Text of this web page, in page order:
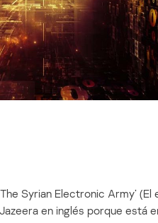
Syrian Electronic Army’
en inglés porque está